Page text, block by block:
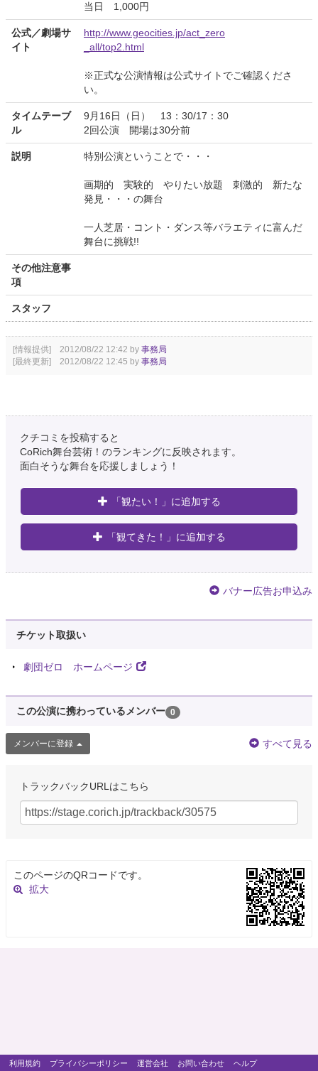
当日 1,000円
公式／劇場サ
イト
http://www.geocities.jp/act_zero
_all/top2.html
※正式な公演情報は公式サイトでご確認くださ
い。
タイムテーブ
ル
9月16日（日） 13：30/17：30
2回公演 開場は30分前
説明 特別公演ということで・・・
画期的 実験的 やりたい放題 刺激的 新たな
発見・・・の舞台
一人芝居・コント・ダンス等バラエティに富んだ
舞台に挑戦!!
その他注意事
項
スタッフ
[情報提供] 2012/08/22 12:42 by 事務局
[最終更新] 2012/08/22 12:45 by 事務局
クチコミを投稿すると
CoRich舞台芸術！のランキングに反映されます。
面白そうな舞台を応援しましょう！
「観たい！」に追加する
「観てきた！」に追加する
バナー広告お申込み
チケット取扱い
劇団ゼロ ホームページ
この公演に携わっているメンバー 0
メンバーに登録 すべて見る
トラックバックURLはこちら
このページのQRコードです。
拡大
利用規約 プライバシーポリシー 運営会社 お問い合わせ
ヘルプ